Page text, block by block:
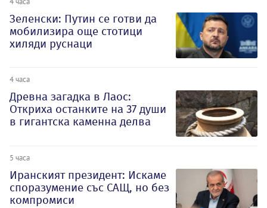
Зеленски: Путин се готви да
мобилизира още стотици
хиляди руснаци
4 часа
Древна загадка в Лаос:
Откриха останките на 37 души
в гигантска каменна делва
5 часа
Иранският президент: Искаме
споразумение със САЩ, но без
компромиси